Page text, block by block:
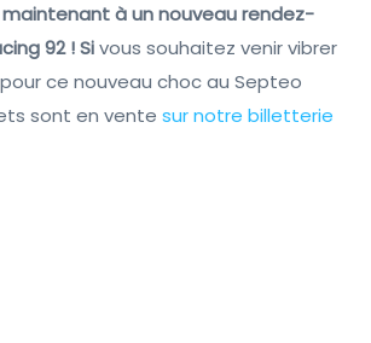
à un nouveau rendez-
92 ! Sivous souhaitez venir vibrer
ce nouveau choc au Septeo
sont en vente sur notre billetterie